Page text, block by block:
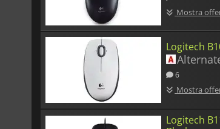
Mostra
Logitech
6
Mostra
Logitech